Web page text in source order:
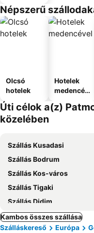
Népszerű
Olcsó
hotelek
Hotelek
medencév
Úti célok a(z)
közelében
Szállás Kusadasi
Szállás Bodrum
Szállás Kos-város
Szállás Tigaki
Szállás Didim
Kambos összes szállása
Szálláskereső
Európa